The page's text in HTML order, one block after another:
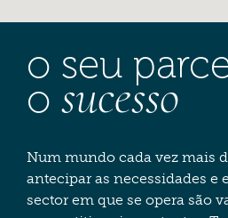
o seu
o sucesso
Num mundo cada vez mais
antecipar as necessidades e
sector em que se opera são